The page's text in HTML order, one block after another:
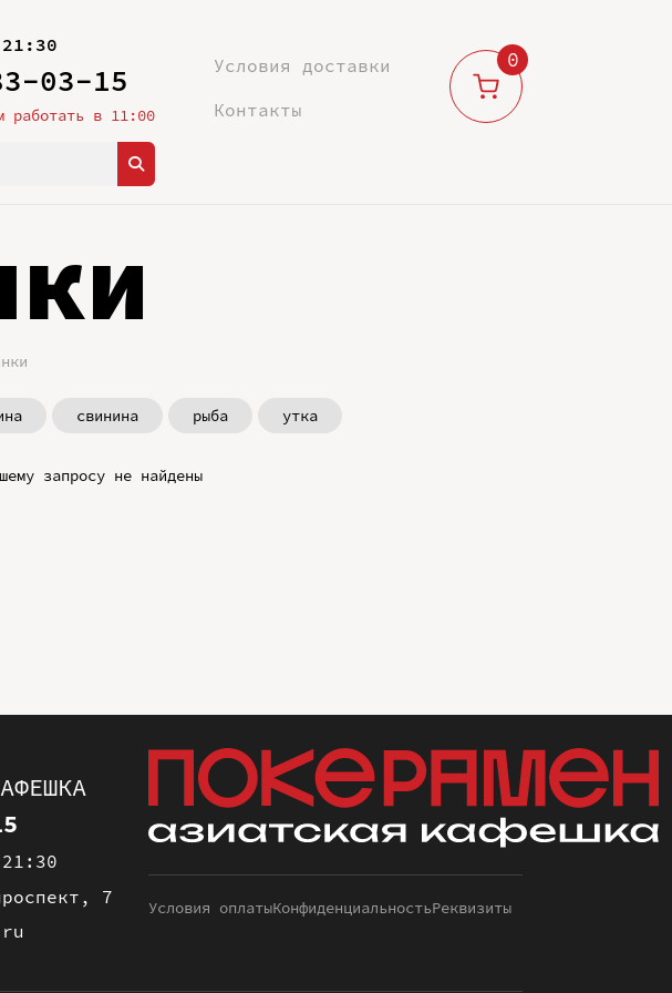
03-15
работать в 11:00
Условия доставки
Контакты
0
свинина рыба утка
запросу не найдены
7
Условия оплатыКонфиденциальностьРеквизиты